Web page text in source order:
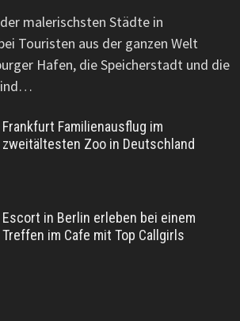
malerischsten Städte in
Touristen aus der ganzen Welt
Hafen, die Speicherstadt und die
Frankfurt Familienausflug im
zweitältesten Zoo in Deutschland
Escort in Berlin erleben bei einem
Treffen im Cafe mit Top Callgirls